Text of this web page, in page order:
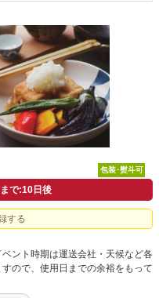
包装･熨斗可
で:10日後
する
ント時期は運送会社・天候など各
ので、使用日までの余裕をもって